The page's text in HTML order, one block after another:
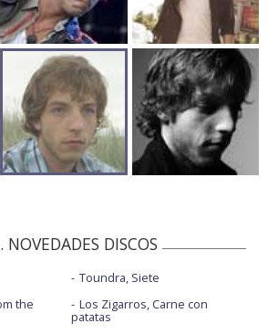
NOVEDADES DISCOS
the
Toundra, Siete
Los Zigarros, Carne con
patatas